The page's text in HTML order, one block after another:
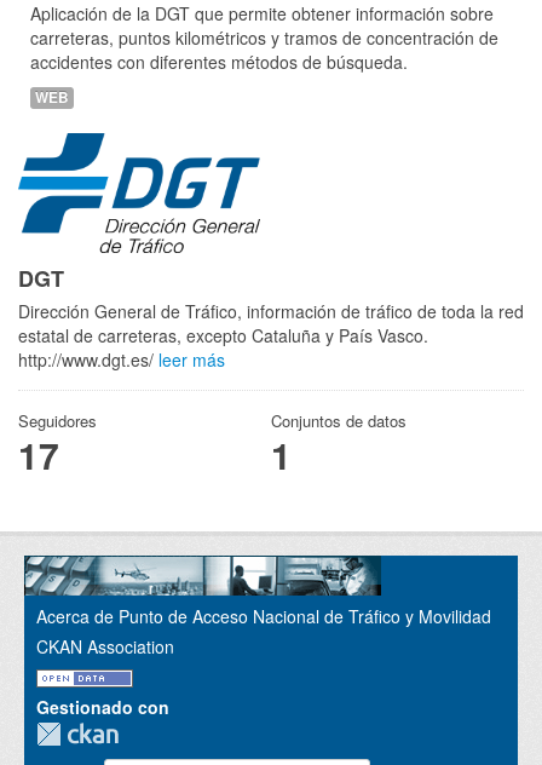
Aplicación de la DGT que permite obtener información sobre
carreteras, puntos kilométricos y tramos de concentración de
accidentes con diferentes métodos de búsqueda.
WEB
DGT
Dirección General de Tráfico, información de tráfico de toda la red
estatal de carreteras, excepto Cataluña y País Vasco.
http://www.dgt.es/ leer más
Seguidores
17
Conjuntos de datos
1
Acerca de Punto de Acceso Nacional de Tráfico y Movilidad
CKAN Association
Gestionado con